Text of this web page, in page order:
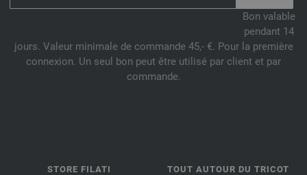
Bon valable
pendant 14
jours. Valeur minimale de commande 45,- €. Pour la première
connexion. Un seul bon peut être utilisé par client et par
commande.
STORE FILATI TOUT AUTOUR DU TRICOT